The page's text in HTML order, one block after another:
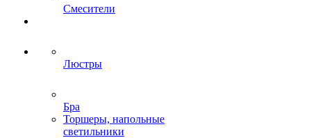
Смесители
Люстры
Бра
Торшеры, напольные
светильники